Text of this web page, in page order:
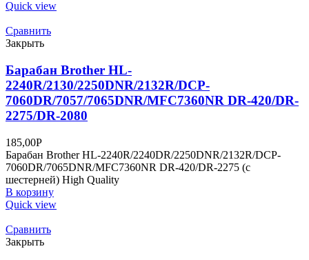
Quick view
Сравнить
Закрыть
Барабан Brother HL-
2240R/2130/2250DNR/2132R/DCP-
7060DR/7057/7065DNR/MFC7360NR DR-420/DR-
2275/DR-2080
185,00Р
Барабан Brother HL-2240R/2240DR/2250DNR/2132R/DCP-
7060DR/7065DNR/MFC7360NR DR-420/DR-2275 (с
шестерней) High Quality
В корзину
Quick view
Сравнить
Закрыть